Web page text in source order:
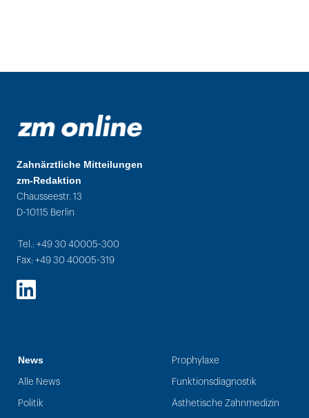
Zahnärztliche Mitteilungen
zm-Redaktion
Chausseestr. 13
D-10115 Berlin
Tel.: +49 30 40005-300
Fax: +49 30 40005-319
LinkedIn
News
Alle News
Politik
Prophylaxe
Funktionsdiagnostik
Ästhetische Zahnmedizin